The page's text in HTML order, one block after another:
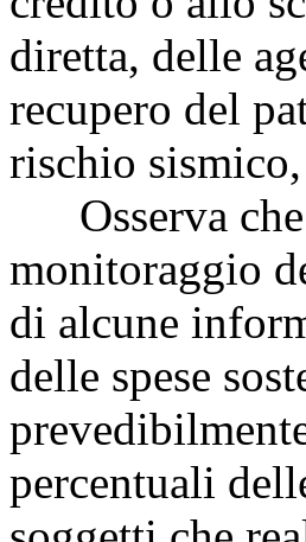
diretta, delle
recupero del
rischio
Osserva che
monitoraggio
di alcune
delle spese
percentuali